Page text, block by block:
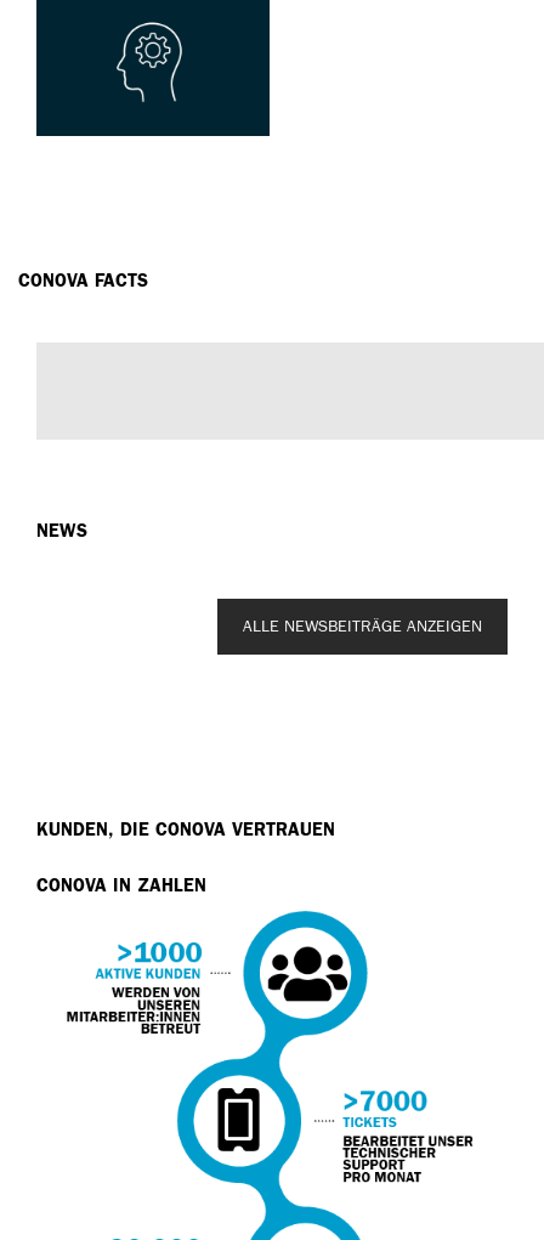
CONOVA FACTS
NEWS
ALLE NEWSBEITRÄGE ANZEIGEN
KUNDEN, DIE CONOVA VERTRAUEN
CONOVA IN ZAHLEN